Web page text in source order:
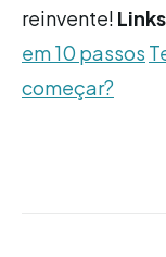
reinvente!
em 10 passos
começar?